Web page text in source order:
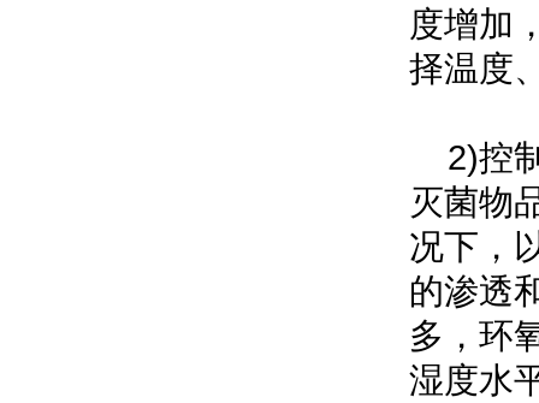
度增加
择温度
2)控
灭菌物
况下，
的渗透
多，环
湿度水